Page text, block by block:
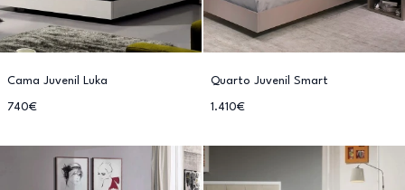
Cama Juvenil Luka
740€
Quarto Juvenil Smart
1.410€